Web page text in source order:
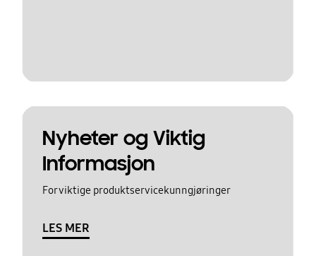
Nyheter og Viktig
Informasjon
For viktige produktservicekunngjøringer
LES MER